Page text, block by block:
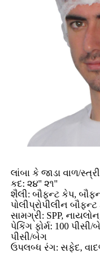
લાંબા કે જાડા વાળ/
કદ: ૨૪'' ૨૧''
શૈલી: બૌફન્ટ કેપ,
પોલીપ્રોપીલીન
સામગ્રી: SPP,
પેકિંગ ફોર્મ: 100
પીસી/બેગ
ઉપલબ્ધ રંગ: સફેદ,